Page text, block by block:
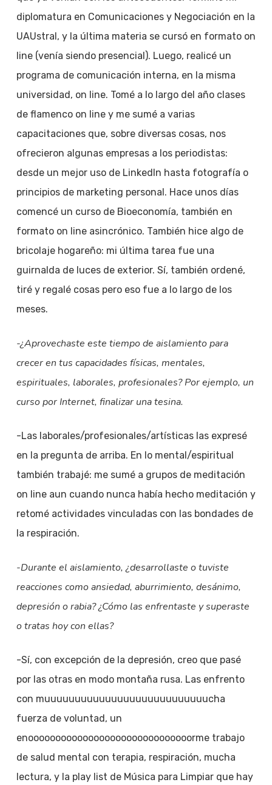
diplomatura en Comunicaciones y Negociación en la
UAUstral, y la última materia se cursó en formato on
line (venía siendo presencial). Luego, realicé un
programa de comunicación interna, en la misma
universidad, on line. Tomé a lo largo del año clases
de flamenco on line y me sumé a varias
capacitaciones que, sobre diversas cosas, nos
ofrecieron algunas empresas a los periodistas:
desde un mejor uso de LinkedIn hasta fotografía o
principios de marketing personal. Hace unos días
comencé un curso de Bioeconomía, también en
formato on line asincrónico. También hice algo de
bricolaje hogareño: mi última tarea fue una
guirnalda de luces de exterior. Sí, también ordené,
tiré y regalé cosas pero eso fue a lo largo de los
meses.
-¿Aprovechaste este tiempo de aislamiento para
crecer en tus capacidades físicas, mentales,
espirituales, laborales, profesionales? Por ejemplo, un
curso por Internet, finalizar una tesina.
-Las laborales/profesionales/artísticas las expresé
en la pregunta de arriba. En lo mental/espiritual
también trabajé: me sumé a grupos de meditación
on line aun cuando nunca había hecho meditación y
retomé actividades vinculadas con las bondades de
la respiración.
-Durante el aislamiento, ¿desarrollaste o tuviste
reacciones como ansiedad, aburrimiento, desánimo,
depresión o rabia? ¿Cómo las enfrentaste y superaste
o tratas hoy con ellas?
-Sí, con excepción de la depresión, creo que pasé
por las otras en modo montaña rusa. Las enfrento
con muuuuuuuuuuuuuuuuuuuuuuuuuuucha
fuerza de voluntad, un
enoooooooooooooooooooooooooooooorme trabajo
de salud mental con terapia, respiración, mucha
lectura, y la play list de Música para Limpiar que hay